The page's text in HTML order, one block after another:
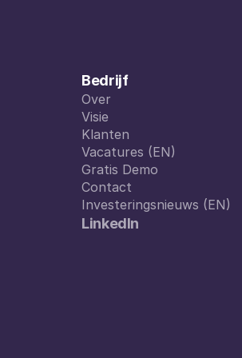
Bedrijf
Over
Over
Visie
Visie
Klanten
Klanten
Vacatures (EN)
Vacatures (EN)
Gratis Demo
Gratis Demo
Contact
Contact
Investeringsnieuws (EN)
Investeringsnieuws (EN)
LinkedIn